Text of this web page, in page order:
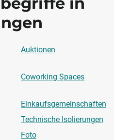
Auktionen
Coworking Spaces
Einkaufsgemeinschaften
Technische Isolierungen
Foto